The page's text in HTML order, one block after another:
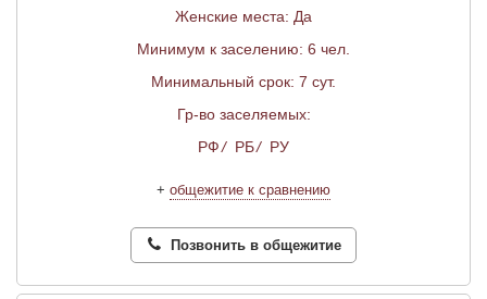
Женские места: Да
Минимум к заселению: 6 чел.
Минимальный срок: 7 сут.
Гр-во заселяемых:
РФ/ РБ/ РУ
+ общежитие к сравнению
Позвонить в общежитие